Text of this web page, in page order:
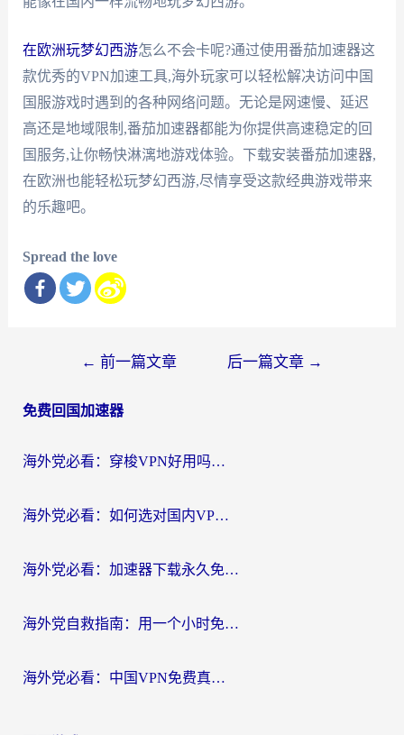
在欧洲玩梦幻西游怎么不会卡呢?通过使用番茄加速器这
款优秀的VPN加速工具,海外玩家可以轻松解决访问中国
国服游戏时遇到的各种网络问题。无论是网速慢、延迟
高还是地域限制,番茄加速器都能为你提供高速稳定的回
国服务,让你畅快淋漓地游戏体验。下载安装番茄加速器,
在欧洲也能轻松玩梦幻西游,尽情享受这款经典游戏带来
的乐趣吧。
Spread the love
导
← 前一篇文章 后一篇文章 →
免费回国加速器
海外党必看：穿梭VPN好用吗？和云帆VPN对比哪个回国效果更好？附真实测评+避坑指南
海外党必看：如何选对国内VPN，实现无缝访问国内资源？
海外党必看：加速器下载永久免费版真的存在吗？教你无缝访问国内资源的正确姿势
海外党自救指南：用一个小时免费加速器，轻松打破国内资源访问壁垒？
海外党必看：中国VPN免费真的靠谱吗？手把手教你选对回国加速器